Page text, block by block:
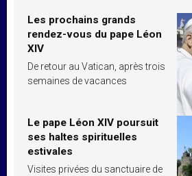
Les prochains grands
rendez-vous du pape Léon
XIV
De retour au Vatican, après trois
semaines de vacances
Le pape Léon XIV poursuit
ses haltes spirituelles
estivales
Visites privées du sanctuaire de